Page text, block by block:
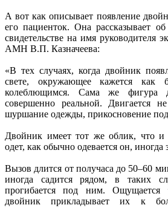
А вот как описывает появление
его пациенток. Она рассказывает
свидетельстве на имя руководителя
АМН В.П. Казначеева:
«В тех случаях, когда двойник
свете, окружающее кажется как
колеблющимся. Сама же фигура
совершенно реальной. Двигается
шуршание одежды, прикосновение
Двойник имеет тот же облик, что и
одет, как обычно одевается он,
Вызов длится от получаса до 50–60
иногда садится рядом, в таких
прогибается под ним. Ощущается
двойник прикладывает их к